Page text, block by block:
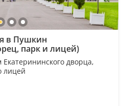
в Пушкин
парк и лицей)
дворца,
лицей